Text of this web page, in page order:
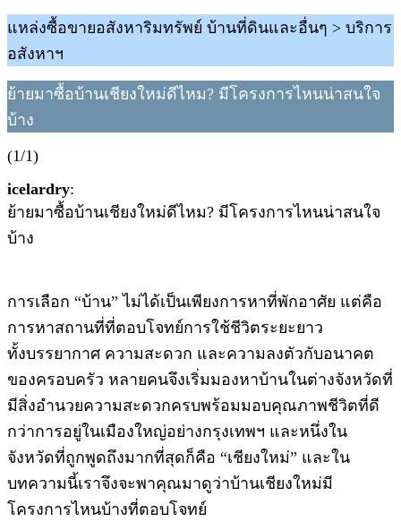
แหล่งซื้อขายอสังหาริมทรัพย์ บ้านที่ดินและอื่นๆ > บริการ
อสังหาฯ
ย้ายมาซื้อบ้านเชียงใหม่ดีไหม? มีโครงการไหนน่าสนใจ
บ้าง
(1/1)
icelardry:
ย้ายมาซื้อบ้านเชียงใหม่ดีไหม? มีโครงการไหนน่าสนใจ
บ้าง
การเลือก “บ้าน” ไม่ได้เป็นเพียงการหาที่พักอาศัย แต่คือ
การหาสถานที่ที่ตอบโจทย์การใช้ชีวิตระยะยาว
ทั้งบรรยากาศ ความสะดวก และความลงตัวกับอนาคต
ของครอบครัว หลายคนจึงเริ่มมองหาบ้านในต่างจังหวัดที่
มีสิ่งอำนวยความสะดวกครบพร้อมมอบคุณภาพชีวิตที่ดี
กว่าการอยู่ในเมืองใหญ่อย่างกรุงเทพฯ และหนึ่งใน
จังหวัดที่ถูกพูดถึงมากที่สุดก็คือ “เชียงใหม่” และใน
บทความนี้เราจึงจะพาคุณมาดูว่าบ้านเชียงใหม่มี
โครงการไหนบ้างที่ตอบโจทย์